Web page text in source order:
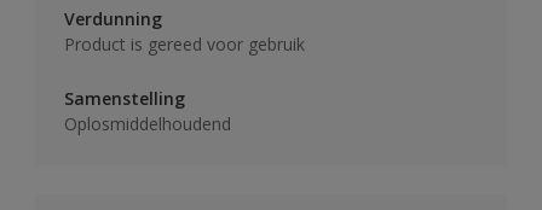
Verdunning
Product is gereed voor gebruik
Samenstelling
Oplosmiddelhoudend